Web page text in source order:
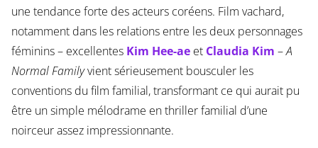
une tendance forte des acteurs coréens. Film vachard,
notamment dans les relations entre les deux personnages
féminins – excellentes Kim Hee-aeet Claudia Kim –A
Normal Familyvient sérieusement bousculer les
conventions du film familial, transformant ce qui aurait pu
être un simple mélodrame en thriller familial d’une
noirceur assez impressionnante.